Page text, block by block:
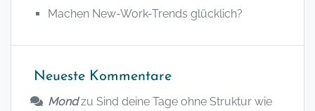
Machen New-Work-Trends glücklich?
Neueste Kommentare
Mondzu Sind deine Tage ohne Struktur wie